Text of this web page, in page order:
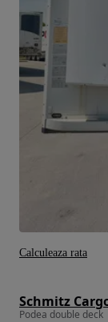
Schmitz
Podea double deck
Calculeaza rata